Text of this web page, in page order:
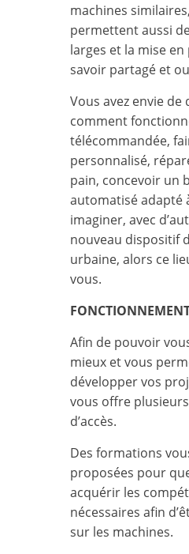
machines
permettent aussi
larges et la mise en
savoir partagé et
Vous avez envie de
comment
télécommandée,
personnalisé,
pain, concevoir un
automatisé adapté
imaginer, avec
nouveau dispositif
urbaine, alors ce
vous.
Afin de pouvoir
mieux et vous
développer vos
vous offre
d’accès.
Des formations
proposées pour
acquérir les
nécessaires afin
sur les machines.